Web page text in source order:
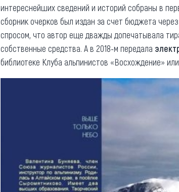
интереснейших сведений и историй собраны в
сборник очерков был издан за счет бюджета
спросом, что автор еще дважды допечатывала
собственные средства. А в 2018-м передала
библиотеке Клуба альпинистов «Восхождение» или